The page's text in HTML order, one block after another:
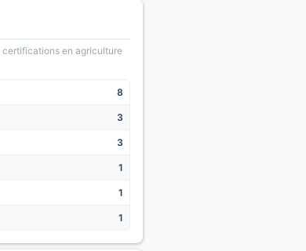
certifications en agriculture
8
3
3
1
1
1